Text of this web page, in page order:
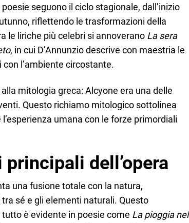
seguono il ciclo stagionale, dall’inizio
riflettendo le trasformazioni della
le liriche più celebri si annoverano La sera
, in cui D’Annunzio descrive con maestria le
l’ambiente circostante.
mitologia greca: Alcyone era una delle
Questo richiamo mitologico sottolinea
umana con le forze primordiali
dell’opera
una fusione totale con la natura,
sé e gli elementi naturali. Questo
è evidente in poesie come La pioggia nel